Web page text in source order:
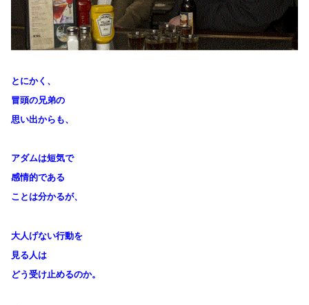
とにかく、
冒頭の兄弟の
思い出からも、
アダムは短気で
感情的である
ことは分かるが、
大人げない行動を
見る人は
どう受け止めるのか。